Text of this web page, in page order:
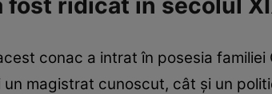
fost ridicat în secolul
conac a intrat în posesia
magistrat cunoscut, cât și un